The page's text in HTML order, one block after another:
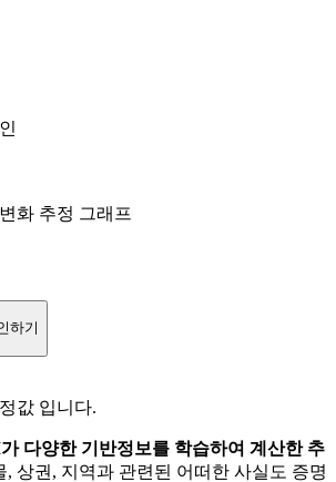
화 추정 그래프
하기
값 입니다.
다양한 기반정보를 학습하여 계산한 추
, 상권, 지역과 관련된 어떠한 사실도 증명